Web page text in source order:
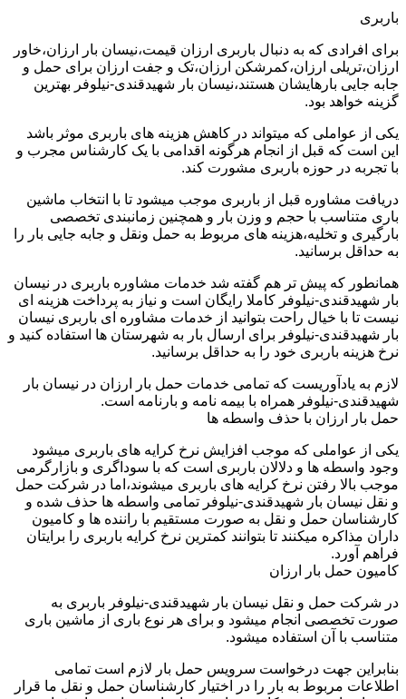
باربری
برای افرادی که به دنبال باربری ارزان قیمت،نیسان بار ارزان،خاور
ارزان،تریلی ارزان،کمرشکن ارزان،تک و جفت ارزان برای حمل و
جابه جایی بارهایشان هستند،نیسان بار شهیدقندی-نیلوفر بهترین
گزینه خواهد بود.
یکی از عواملی که میتواند در کاهش هزینه های باربری موثر باشد
این است که قبل از انجام هرگونه اقدامی با یک کارشناس مجرب و
با تجربه در حوزه باربری مشورت کند.
دریافت مشاوره قبل از باربری موجب میشود تا با انتخاب ماشین
باری متناسب با حجم و وزن بار و همچنین زمانبندی تخصصی
بارگیری و تخلیه،هزینه های مربوط به حمل ونقل و جابه جایی بار را
به حداقل برسانید.
همانطور که پیش تر هم گفته شد خدمات مشاوره باربری در نیسان
بار شهیدقندی-نیلوفر کاملا رایگان است و نیاز به پرداخت هزینه ای
نیست تا با خیال راحت بتوانید از خدمات مشاوره ای باربری نیسان
بار شهیدقندی-نیلوفر برای ارسال بار به شهرستان ها استفاده کنید و
نرخ هزینه باربری خود را به حداقل برسانید.
لازم به یادآوریست که تمامی خدمات حمل بار ارزان در نیسان بار
شهیدقندی-نیلوفر همراه با بیمه نامه و بارنامه است.
حمل بار ارزان با حذف واسطه ها
یکی از عواملی که موجب افزایش نرخ کرایه های باربری میشود
وجود واسطه ها و دلالان باربری است که با سوداگری و بازارگرمی
موجب بالا رفتن نرخ کرایه های باربری میشوند،اما در شرکت حمل
و نقل نیسان بار شهیدقندی-نیلوفر تمامی واسطه ها حذف شده و
کارشناسان حمل و نقل به صورت مستقیم با راننده ها و کامیون
داران مذاکره میکنند تا بتوانند کمترین نرخ کرایه باربری را برایتان
فراهم آورد.
کامیون حمل بار ارزان
در شرکت حمل و نقل نیسان بار شهیدقندی-نیلوفر باربری به
صورت تخصصی انجام میشود و برای هر نوع باری از ماشین باری
متناسب با آن استفاده میشود.
بنابراین جهت درخواست سرویس حمل بار لازم است تمامی
اطلاعات مربوط به بار را در اختیار کارشناسان حمل و نقل ما قرار